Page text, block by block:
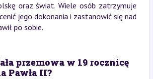
oraz świat. Wiele osób zatrzymuje
jego dokonania i zastanowić się nad
po sobie.
przemowa w 19 rocznicę
Pawła II?